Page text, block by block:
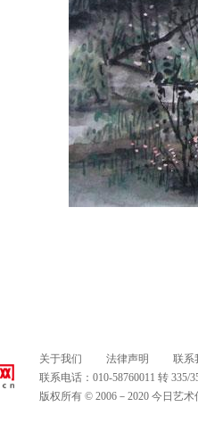
关于我们 法律声明
联系
联系电话：010-58760011 转
版权所有 © 2006－2020 今日艺